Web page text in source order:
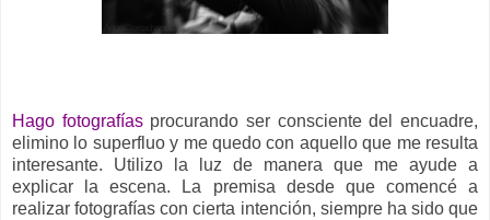
Hago fotografías procurando ser consciente del encuadre,
elimino lo superfluo y me quedo con aquello que me resulta
interesante. Utilizo la luz de manera que me ayude a
explicar la escena. La premisa desde que comencé a
realizar fotografías con cierta intención, siempre ha sido que